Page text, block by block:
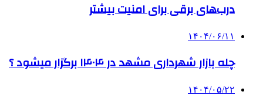
درب‌های برقی برای امنیت بیشتر
۱۴۰۴/۰۶/۱۱
چله بازار شهرداری مشهد در ۱۴۰۴ برگزار میشود ؟
۱۴۰۴/۰۵/۲۲